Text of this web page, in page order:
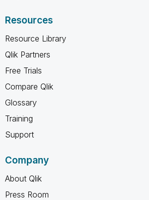
Resources
Resource Library
Qlik Partners
Free Trials
Compare Qlik
Glossary
Training
Support
Company
About Qlik
Press Room